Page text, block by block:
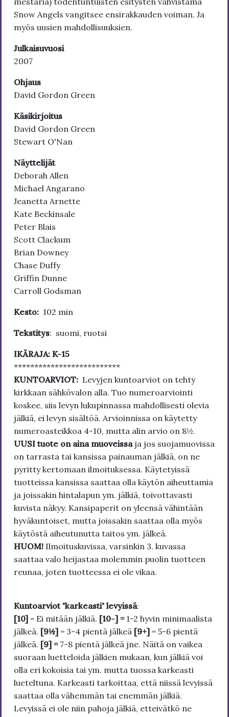
Snow Angels vangitsee ensirakkauden voiman. Ja
myös uusien mahdollisuuksien.
Julkaisuvuosi
2007
Ohjaus
David Gordon Green
Käsikirjoitus
David Gordon Green
Stewart O'Nan
Näyttelijät
Deborah Allen
Michael Angarano
Jeanetta Arnette
Kate Beckinsale
Peter Blais
Scott Clackum
Brian Downey
Chase Duffy
Griffin Dunne
Carroll Godsman
Kesto: 102 min
Tekstitys: suomi, ruotsi
IKÄRAJA: K-15
**************************
KUNTOARVIOT: Levyjen kuntoarviot on tehty
kirkkaan sähkövalon alla. Tuo numeroarviointi
koskee, siis levyn lukupinnassa mahdollisesti olevia
jälkiä, ei levyn sisältöä. Arvioinnissa on käytetty
numeroasteikkoa 4-10, mutta alin arvio on 8½.
UUSI tuote on aina muoveissa ja jos suojamuovissa
on tarrasta tai kansissa painauman jälkiä, on ne
pyritty kertomaan ilmoituksessa. Käytetyissä
tuotteissa kansissa saattaa olla käytön aiheuttamia
ja joissakin hintalapun ym. jälkiä, toivottavasti
kuvista näkyy. Kansipaperit on yleensä vähintään
hyväkuntoiset, mutta joissakin saattaa olla myös
käytöstä aiheutunutta taitos ym. jälkeä.
HUOM! Ilmoituskuvissa, varsinkin 3. kuvassa
saattaa valo heijastaa molemmin puolin tuotteen
reunaa, joten tuotteessa ei ole vikaa.
Kuntoarviot "karkeasti" levyissä:
[10] = Ei mitään jälkiä. [10-] = 1-2 hyvin minimaalista
jälkeä. [9½] = 3-4 pientä jälkeä [9+] = 5-6 pientä
jälkeä. [9] = 7-8 pientä jälkeä jne. Näitä on vaikea
suoraan luetteloida jälkien mukaan, kun jälkiä voi
olla eri kokoisia tai ym. mutta tuossa karkeasti
lueteltuna. Karkeasti tarkoittaa, että niissä levyissä
saattaa olla vähemmän tai enemmän jälkiä.
Levyissä ei ole niin pahoja jälkiä, etteivätkö ne